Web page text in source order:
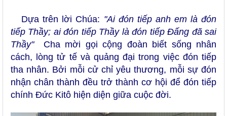
Dựa trên lời Chúa: "Ai đón tiếp anh em là đón
tiếp Thầy; ai đón tiếp Thầy là đón tiếp Đấng đã sai
Thầy"Cha mời gọi cộng đoàn biết sống nhân
cách, lòng tử tế và quảng đại trong việc đón tiếp
tha nhân. Bởi mỗi cử chỉ yêu thương, mỗi sự đón
nhận chân thành đều trở thành cơ hội để đón tiếp
chính Đức Kitô hiện diện giữa cuộc đời.